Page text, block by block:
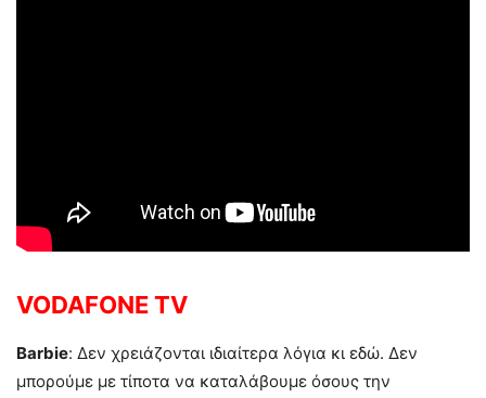
VODAFONE TV
Barbie: Δεν χρειάζονται ιδιαίτερα λόγια κι εδώ. Δεν
μπορούμε με τίποτα να καταλάβουμε όσους την